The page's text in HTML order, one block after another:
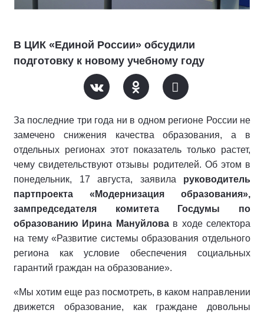
В ЦИК «Единой России» обсудили
подготовку к новому учебному году
За последние три года ни в одном регионе России не
замечено снижения качества образования, а в
отдельных регионах этот показатель только растет,
чему свидетельствуют отзывы родителей. Об этом в
понедельник, 17 августа, заявила руководитель
партпроекта «Модернизация образования»,
зампредседателя комитета Госдумы по
образованию Ирина Мануйлова в ходе селектора
на тему «Развитие системы образования отдельного
региона как условие обеспечения социальных
гарантий граждан на образование».
«Мы хотим еще раз посмотреть, в каком направлении
движется образование, как граждане довольны